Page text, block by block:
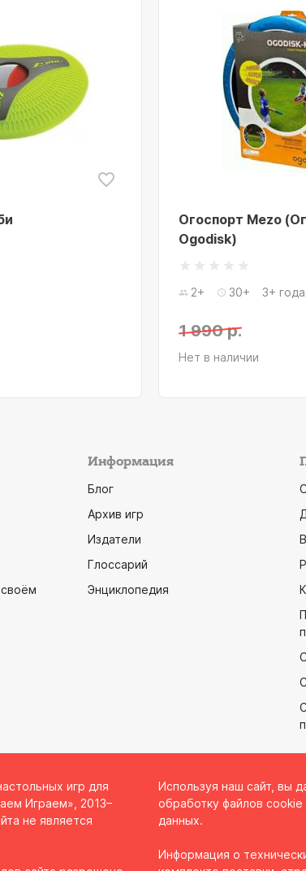
Огоспорт Mezo
Ogodisk)
2+ 30+ 3+ года
1 990 р.
Нет в наличии
Информация
Блог
Архив игр
Издатели
Глоссарий
Энциклопедия
игр для
Играем», 2013–
не является
Используя наш сайт, вы
обработку файлов cookie
данных.
Информация о